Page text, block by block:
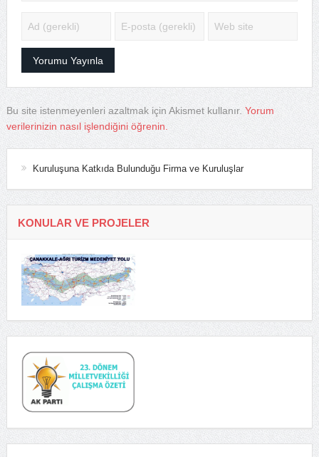
Bu site istenmeyenleri azaltmak için Akismet kullanır. Yorum
verilerinizin nasıl işlendiğini öğrenin.
Kuruluşuna Katkıda Bulunduğu Firma ve Kuruluşlar
KONULAR VE PROJELER